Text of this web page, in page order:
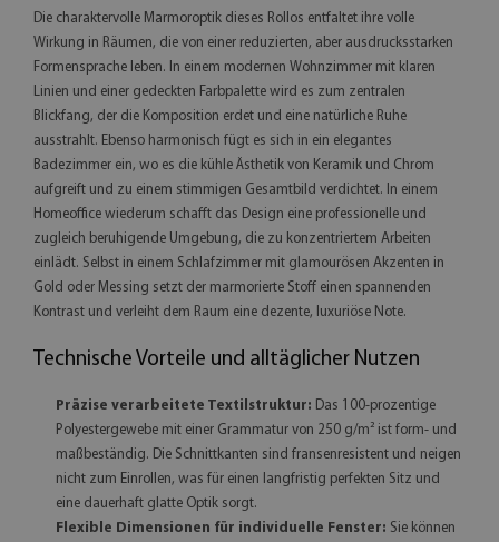
Die charaktervolle Marmoroptik dieses Rollos entfaltet ihre volle
Wirkung in Räumen, die von einer reduzierten, aber ausdrucksstarken
Formensprache leben. In einem modernen Wohnzimmer mit klaren
Linien und einer gedeckten Farbpalette wird es zum zentralen
Blickfang, der die Komposition erdet und eine natürliche Ruhe
ausstrahlt. Ebenso harmonisch fügt es sich in ein elegantes
Badezimmer ein, wo es die kühle Ästhetik von Keramik und Chrom
aufgreift und zu einem stimmigen Gesamtbild verdichtet. In einem
Homeoffice wiederum schafft das Design eine professionelle und
zugleich beruhigende Umgebung, die zu konzentriertem Arbeiten
einlädt. Selbst in einem Schlafzimmer mit glamourösen Akzenten in
Gold oder Messing setzt der marmorierte Stoff einen spannenden
Kontrast und verleiht dem Raum eine dezente, luxuriöse Note.
Technische Vorteile und alltäglicher Nutzen
Präzise verarbeitete Textilstruktur: Das 100-prozentige
Polyestergewebe mit einer Grammatur von 250 g/m² ist form- und
maßbeständig. Die Schnittkanten sind fransenresistent und neigen
nicht zum Einrollen, was für einen langfristig perfekten Sitz und
eine dauerhaft glatte Optik sorgt.
Flexible Dimensionen für individuelle Fenster: Sie können